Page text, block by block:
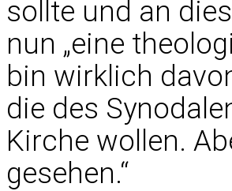
sollte und an
nun „eine
bin wirklich
die des
Kirche wollen.
gesehen.“